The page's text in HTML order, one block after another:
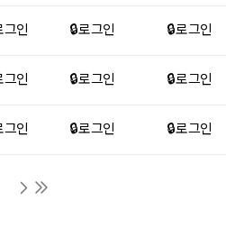
그인 🔒 로그인 🔒 로그인
그인 🔒 로그인 🔒 로그인
그인 🔒 로그인 🔒 로그인